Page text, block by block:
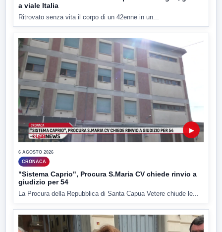
a viale Italia
Ritrovato senza vita il corpo di un 42enne in un...
▶
6 AGOSTO 2026
CRONACA
"Sistema Caprio", Procura S.Maria CV chiede rinvio a
giudizio per 54
La Procura della Repubblica di Santa Capua Vetere chiude le...